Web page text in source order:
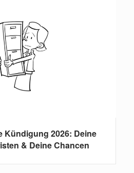
Kündigung 2026: Deine
& Deine Chancen